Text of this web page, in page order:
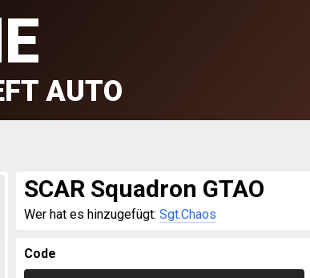
AUTO
SCAR Squadron GTAO
Wer hat es hinzugefügt: Sgt.Chaos
Code